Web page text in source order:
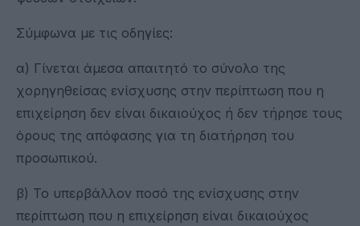
Σύμφωνα με τις οδηγίες:
α) Γίνεται άμεσα απαιτητό το σύνολο της
χορηγηθείσας ενίσχυσης στην περίπτωση που η
επιχείρηση δεν είναι δικαιούχος ή δεν τήρησε τους
όρους της απόφασης για τη διατήρηση του
προσωπικού.
β) Το υπερβάλλον ποσό της ενίσχυσης στην
περίπτωση που η επιχείρηση είναι δικαιούχος